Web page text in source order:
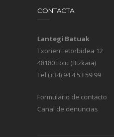
CONTACTA
Lantegi Batuak
Txorierri etorbidea 12
48180 Loiu (Bizkaia)
Tel (+34) 94 4 53 59 99
Formulario de contacto
Canal de denuncias